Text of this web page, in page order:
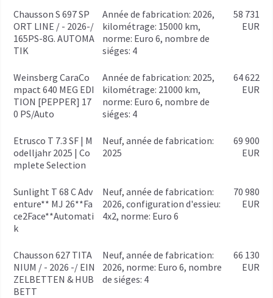
Chausson S 697 SP
ORT LINE / - 2026-/
165PS-8G. AUTOMA
TIK
année de fabrication: 2026,
kilométrage: 15000 km,
norme: Euro 6, nombre de
siéges: 4
58 731
EUR
Weinsberg CaraCo
mpact 640 MEG EDI
TION [PEPPER] 17
0 PS/Auto
année de fabrication: 2025,
kilométrage: 21000 km,
norme: Euro 6, nombre de
siéges: 4
64 622
EUR
Etrusco T 7.3 SF | M
odelljahr 2025 | Co
mplete Selection
Neuf, année de fabrication:
2025
69 900
EUR
Sunlight T 68 C Adv
enture** MJ 26**Fa
ce2Face**Automati
k
Neuf, année de fabrication:
2026, configuration d'essieu:
4x2, norme: Euro 6
70 980
EUR
Chausson 627 TITA
NIUM / - 2026 -/ EIN
ZELBETTEN & HUB
BETT
Neuf, année de fabrication:
2026, norme: Euro 6, nombre
de siéges: 4
66 130
EUR